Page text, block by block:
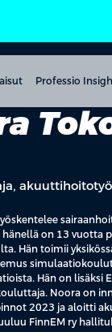
Professio
on 13 vuotta
Hän toimii
Hän on lisäksi
Noora on
2023 ja aloitti
FinnEM ry